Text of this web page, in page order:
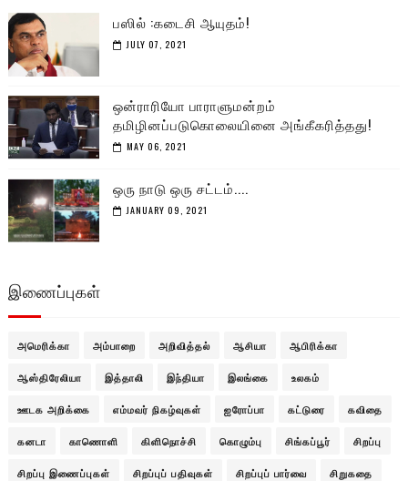
பஸில் :கடைசி ஆயுதம்!
JULY 07, 2021
ஒன்ராரியோ பாராளுமன்றம்
தமிழினப்படுகொலையினை அங்கீகரித்தது!
MAY 06, 2021
ஒரு நாடு ஒரு சட்டம்....
JANUARY 09, 2021
இணைப்புகள்
அமெரிக்கா அம்பாறை அறிவித்தல் ஆசியா ஆபிரிக்கா
ஆஸ்திரேலியா இத்தாலி இந்தியா இலங்கை உலகம்
ஊடக அறிக்கை எம்மவர் நிகழ்வுகள் ஐரோப்பா கட்டுரை கவிதை
கனடா காணொளி கிளிநொச்சி கொழும்பு சிங்கப்பூர் சிறப்பு
சிறப்பு இணைப்புகள் சிறப்புப் பதிவுகள் சிறப்புப் பார்வை சிறுகதை